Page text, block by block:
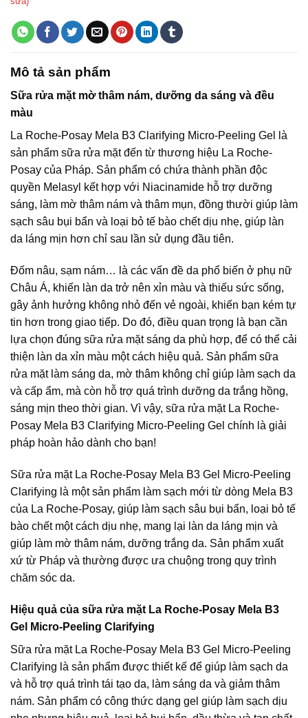
Mô tả sản phẩm
Sữa rửa mặt mờ thâm nám, dưỡng da sáng và đều
màu
La Roche-Posay Mela B3 Clarifying Micro-Peeling Gel là
sản phẩm sữa rửa mặt đến từ thương hiệu La Roche-
Posay của Pháp. Sản phẩm có chứa thành phần độc
quyền Melasyl kết hợp với Niacinamide hỗ trợ dưỡng
sáng, làm mờ thâm nám và thâm mụn, đồng thười giúp làm
sạch sâu bụi bẩn và loại bỏ tế bào chết dịu nhẹ, giúp làn
da láng mịn hơn chỉ sau lần sử dụng đầu tiên.
Đốm nâu, sạm nám… là các vấn đề da phổ biến ở phụ nữ
Châu Á, khiến làn da trở nên xỉn màu và thiếu sức sống,
gây ảnh hưởng không nhỏ đến vẻ ngoài, khiến bạn kém tự
tin hơn trong giao tiếp. Do đó, điều quan trọng là bạn cần
lựa chọn đúng sữa rửa mặt sáng da phù hợp, để có thể cải
thiện làn da xỉn màu một cách hiệu quả. Sản phẩm sữa
rửa mặt làm sáng da, mờ thâm không chỉ giúp làm sạch da
và cấp ẩm, mà còn hỗ trợ quá trình dưỡng da trắng hồng,
sáng mịn theo thời gian. Vì vậy, sữa rửa mặt La Roche-
Posay Mela B3 Clarifying Micro-Peeling Gel chính là giải
pháp hoàn hảo dành cho bạn!
Sữa rửa mặt La Roche-Posay Mela B3 Gel Micro-Peeling
Clarifying là một sản phẩm làm sạch mới từ dòng Mela B3
của La Roche-Posay, giúp làm sạch sâu bụi bẩn, loại bỏ tế
bào chết một cách dịu nhẹ, mang lại làn da láng mịn và
giúp làm mờ thâm nám, dưỡng trắng da. Sản phẩm xuất
xứ từ Pháp và thường được ưa chuộng trong quy trình
chăm sóc da.
Hiệu quả của sữa rửa mặt La Roche-Posay Mela B3
Gel Micro-Peeling Clarifying
Sữa rửa mặt La Roche-Posay Mela B3 Gel Micro-Peeling
Clarifying là sản phẩm được thiết kế để giúp làm sạch da
và hỗ trợ quá trình tái tạo da, làm sáng da và giảm thâm
nám. Sản phẩm có công thức dạng gel giúp làm sạch dịu